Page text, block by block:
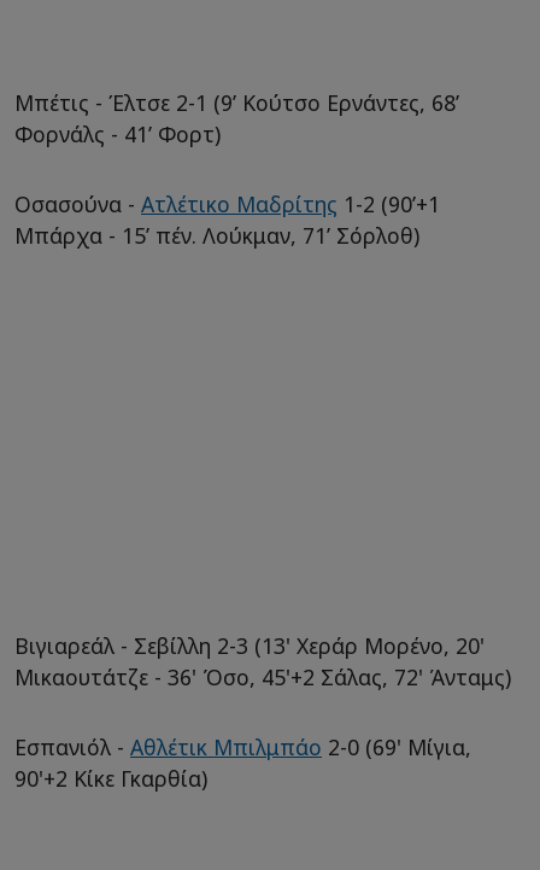
Μπέτις - Έλτσε 2-1 (9’ Κούτσο Ερνάντες, 68’
Φορνάλς - 41’ Φορτ)
Οσασούνα - Ατλέτικο Μαδρίτης 1-2 (90’+1
Μπάρχα - 15’ πέν. Λούκμαν, 71’ Σόρλοθ)
Βιγιαρεάλ - Σεβίλλη 2-3 (13' Χεράρ Μορένο, 20'
Μικαουτάτζε - 36' Όσο, 45'+2 Σάλας, 72' Άνταμς)
Εσπανιόλ - Αθλέτικ Μπιλμπάο 2-0 (69' Μίγια,
90'+2 Κίκε Γκαρθία)